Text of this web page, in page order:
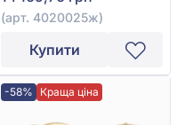
(арт. 4020025ж)
Купити
-58% Краща ціна